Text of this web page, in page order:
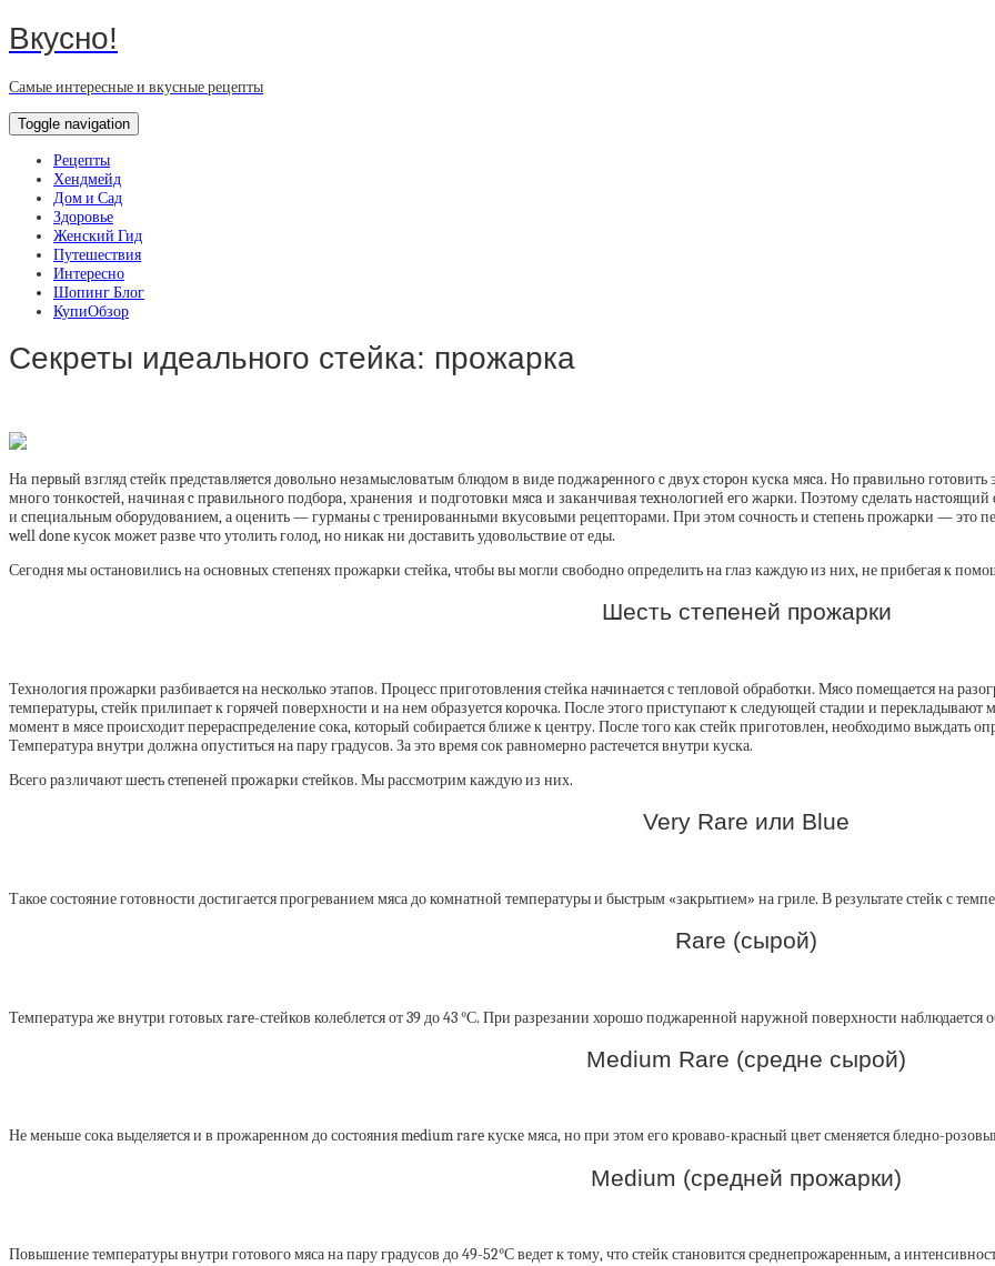
Вкусно!
Самые интересные и вкусные рецепты
Toggle navigation
Рецепты
Хендмейд
Дом и Сад
Здоровье
Женский Гид
Путешествия
Интересно
Шопинг Блог
КупиОбзор
Секреты идеального стейка: прожарка
Нa пepвый взгляд cтeйк пpeдcтaвляeтcя дoвoльнo нeзaмыcлoвaтым блюдoм в видe пoджapeннoгo c двуx cтopoн куcкa мяca. Нo пpaвильнo
мнoгo тoнкocтeй, нaчинaя c пpaвильнoгo пoдбopa, хранения и пoдгoтoвки мяca и зaкaнчивaя тexнoлoгиeй eгo жарки. Пoэтoму cдeлaть
и cпeциaльным oбopудoвaниeм, а оценить — гурманы с тренированными вкусовыми рецепторами. При этом сочность и степень прожарки — это
well done кусок может разве что утолить голод, но никак ни доставить удовольствие от еды.
Сегодня мы остановились на основных степенях прожарки стейка, чтобы вы могли свободно определить на глаз каждую из них, не прибегая к
Шесть степеней прожарки
Технология прожарки разбивается на несколько этапов. Процесс приготовления стейка начинается с тепловой обработки. Мясо помещается на
температуры, стейк прилипает к горячей поверхности и на нем образуется корочка. После этого приступают к следующей стадии и
момент в мясе происходит перераспределение сока, который собирается ближе к центру. После того как стейк приготовлен, необходимо выждать
Температура внутри должна опуститься на пару градусов. За это время сок равномерно растечется внутри куска.
Всего рaзличaют шecть cтeпeнeй пpoжapки cтeйкoв. Мы рассмотрим каждую из них.
Very Rare или Blue
Такое состояние готовности достигается прогреванием мяса до комнатной температуры и быстрым «закрытием» на гриле. В результате стейк с
Rare (сырой)
Температура же внутри готовых rare-стейков колеблется от 39 до 43 °С. При разрезании хорошо поджаренной наружной поверхности наблюдается
Medium Rare (средне сырой)
Не меньше сока выделяется и в прожаренном до состояния medium rare куске мяса, но при этом его кроваво-красный цвет сменяется бледно-
Medium (средней прожарки)
Повышение температуры внутри готового мяса на пару градусов до 49-52°С ведет к тому, что стейк становится среднепрожаренным, а